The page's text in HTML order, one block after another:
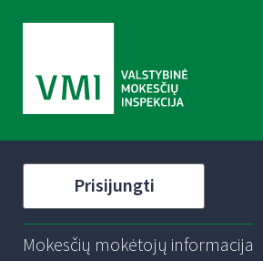
Prisijungti
Mokesčių mokėtojų informacija